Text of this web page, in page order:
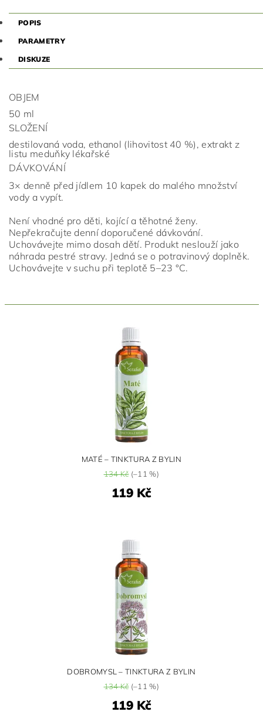
POPIS
PARAMETRY
DISKUZE
OBJEM
50 ml
SLOŽENÍ
destilovaná voda, ethanol (lihovitost 40 %), extrakt z
listu meduňky lékařské
DÁVKOVÁNÍ
3× denně před jídlem 10 kapek do malého množství
vody a vypít.
Není vhodné pro děti, kojící a těhotné ženy.
Nepřekračujte denní doporučené dávkování.
Uchovávejte mimo dosah dětí. Produkt neslouží jako
náhrada pestré stravy. Jedná se o potravinový doplněk.
Uchovávejte v suchu při teplotě 5–23 °C.
MATÉ – TINKTURA Z BYLIN
134 Kč(–11 %)
119 Kč
DOBROMYSL – TINKTURA Z BYLIN
134 Kč(–11 %)
119 Kč